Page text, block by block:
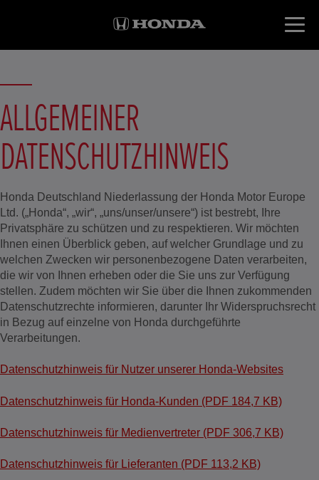
ALLGEMEINER
DATENSCHUTZHINWEIS
Honda Deutschland Niederlassung der Honda Motor Europe
Ltd. („Honda“, „wir“, „uns/unser/unsere“) ist bestrebt, Ihre
Privatsphäre zu schützen und zu respektieren. Wir möchten
Ihnen einen Überblick geben, auf welcher Grundlage und zu
welchen Zwecken wir personenbezogene Daten verarbeiten,
die wir von Ihnen erheben oder die Sie uns zur Verfügung
stellen. Zudem möchten wir Sie über die Ihnen zukommenden
Datenschutzrechte informieren, darunter Ihr Widerspruchsrecht
in Bezug auf einzelne von Honda durchgeführte
Verarbeitungen.
Datenschutzhinweis für Nutzer unserer Honda-Websites
Datenschutzhinweis für Honda-Kunden (PDF 184,7 KB)
Datenschutzhinweis für Medienvertreter (PDF 306,7 KB)
Datenschutzhinweis für Lieferanten (PDF 113,2 KB)